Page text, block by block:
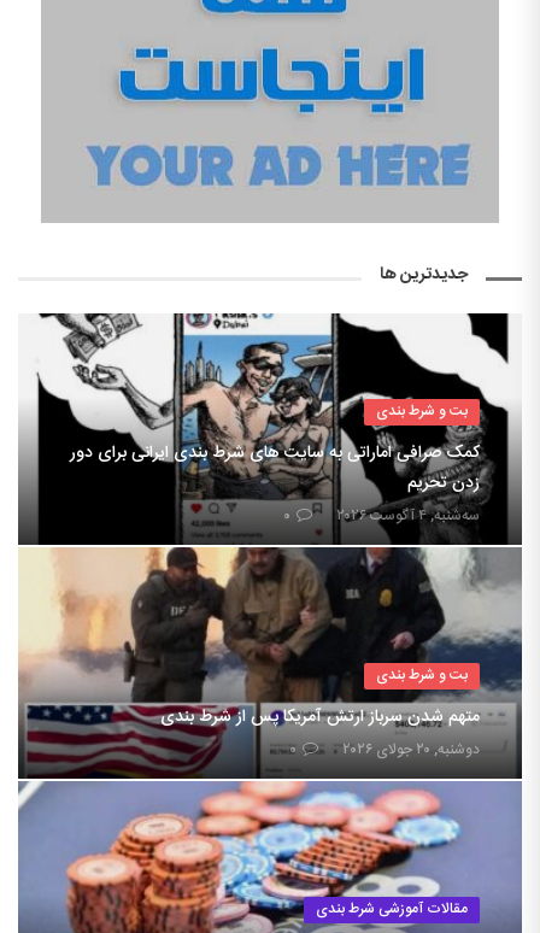
جدیدترین ها
بت و شرط بندی
کمک صرافی اماراتی به سایت های شرط بندی ایرانی برای دور
زدن تحریم
سه‌شنبه, ۴ آگوست ۲۰۲۶ ۰
بت و شرط بندی
متهم شدن سرباز ارتش آمریکا پس از شرط بندی
دوشنبه, ۲۰ جولای ۲۰۲۶ ۰
مقالات آموزشی شرط بندی